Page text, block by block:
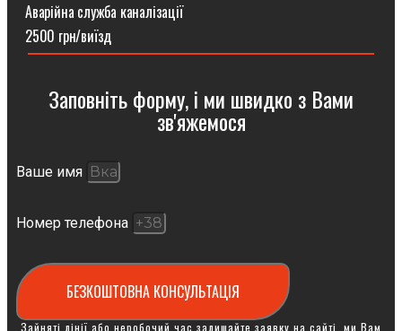
Аварійна служба каналізації
2500 грн/виїзд
Заповніть форму, і ми швидко з Вами
зв'яжемося
Ваше имя
Номер телефона
БЕЗКОШТОВНА КОНСУЛЬТАЦІЯ
Зайняті лінії або неробочий час залишайте заявку на сайті, ми Вам